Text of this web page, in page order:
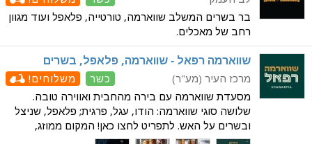
בר בשרים המשלב שווארמה, טורטייה, פלאפל ועוד מגוון
רחב של מאכלים.
שווארמה רפאל - שווארמה, פלאפל, בשרים
משלוחים! כשר
מרכז העיר (מע"ר)
מסעדת שווארמה עם בירה מהחבית ואווירה טובה.
שלושה סוגי שווארמה: הודו, עגל, פרגית; פלאפל, שניצל
ובשרים על האש. לתפריט לחצו כאן! המקום ממוזג,
מקומות ישיבה בפנים ובחוץ. כשרות רבנות מודיעין. בואו